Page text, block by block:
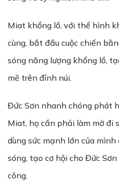
Miat khổng lồ, với thể hình
cùng, bắt đầu cuộc chiến
sóng năng lượng khổng lồ,
mẽ trên đỉnh núi.
Đức Sơn nhanh chóng phát
Miat, họ cần phải làm mờ đi
dùng sức mạnh lớn của
sóng, tạo cơ hội cho Đức
công.